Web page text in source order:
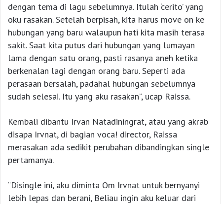
dengan tema di lagu sebelumnya. Itulah ‘cerito’ yang
oku rasakan. Setelah berpisah, kita harus move on ke
hubungan yang baru walaupun hati kita masih terasa
sakit. Saat kita putus dari hubungan yang lumayan
lama dengan satu orang, pasti rasanya aneh ketika
berkenalan lagi dengan orang baru. Seperti ada
perasaan bersalah, padahal hubungan sebelumnya
sudah selesai. Itu yang aku rasakan”, ucap Raissa.
Kembali dibantu Irvan Natadiningrat, atau yang akrab
disapa Irvnat, di bagian voca! director, Raissa
merasakan ada sedikit perubahan dibandingkan single
pertamanya.
“Disingle ini, aku diminta Om Irvnat untuk bernyanyi
lebih lepas dan berani, Beliau ingin aku keluar dari